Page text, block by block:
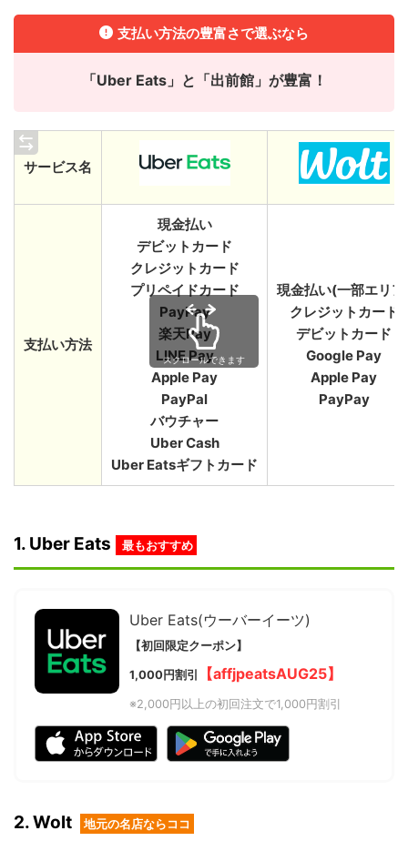
支払い方法の豊富さで選ぶなら
「Uber Eats」と「出前館」が豊富！
サービス名
支払い方法
現金払い
デビットカード
クレジットカード
プリペイドカード
PayPay
楽天Pay
LINE Pay
Apple Pay
PayPal
バウチャー
Uber Cash
Uber Eatsギフトカード
現金払い(一部エリ
クレジットカード
デビットカード
Google Pay
Apple Pay
PayPay
1. Uber Eats 最もおすすめ
Uber Eats(ウーバーイーツ)
【初回限定クーポン】
1,000円割引 【affjpeatsAUG25】
※2,000円以上の初回注文で1,000円割引
2. Wolt 地元の名店ならココ